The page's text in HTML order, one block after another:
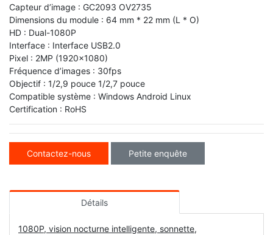
Capteur d’image : GC2093 OV2735
Dimensions du module : 64 mm * 22 mm (L * O)
HD : Dual-1080P
Interface : Interface USB2.0
Pixel : 2MP (1920x1080)
Fréquence d’images : 30fps
Objectif : 1/2,9 pouce 1/2,7 pouce
Compatible système : Windows Android Linux
Certification : RoHS
Contactez-nous Petite enquête
Détails
1080P, vision nocturne intelligente, sonnette,